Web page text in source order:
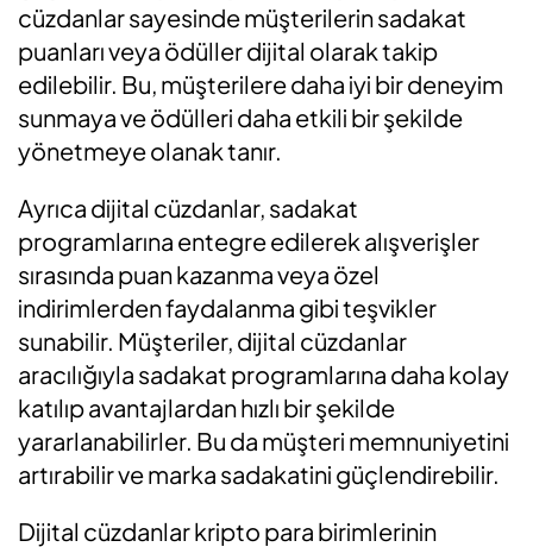
cüzdanlar sayesinde müşterilerin sadakat
puanları veya ödüller dijital olarak takip
edilebilir. Bu, müşterilere daha iyi bir deneyim
sunmaya ve ödülleri daha etkili bir şekilde
yönetmeye olanak tanır.
Ayrıca dijital cüzdanlar, sadakat
programlarına entegre edilerek alışverişler
sırasında puan kazanma veya özel
indirimlerden faydalanma gibi teşvikler
sunabilir. Müşteriler, dijital cüzdanlar
aracılığıyla sadakat programlarına daha kolay
katılıp avantajlardan hızlı bir şekilde
yararlanabilirler. Bu da müşteri memnuniyetini
artırabilir ve marka sadakatini güçlendirebilir.
Dijital cüzdanlar kripto para birimlerinin